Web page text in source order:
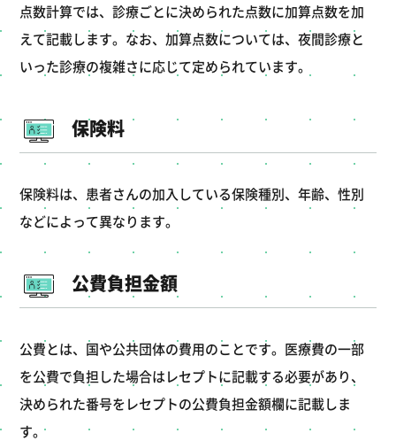
点数計算では、診療ごとに決められた点数に加算点数を加
えて記載します。なお、加算点数については、夜間診療と
いった診療の複雑さに応じて定められています。
保険料
保険料は、患者さんの加入している保険種別、年齢、性別
などによって異なります。
公費負担金額
公費とは、国や公共団体の費用のことです。医療費の一部
を公費で負担した場合はレセプトに記載する必要があり、
決められた番号をレセプトの公費負担金額欄に記載しま
す。